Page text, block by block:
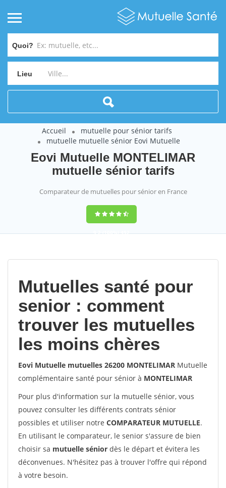
Quoi?
Lieu
Accueil
mutuelle pour sénior tarifs
mutuelle mutuelle sénior Eovi Mutuelle
Eovi Mutuelle MONTELIMAR
mutuelle sénior tarifs
Comparateur de mutuelles pour sénior en France
9,2(100%)452
Mutuelles santé pour
senior : comment
trouver les mutuelles
les moins chères
Eovi Mutuelle mutuelles 26200 MONTELIMAR Mutuelle
complémentaire santé pour sénior à MONTELIMAR
Pour plus d'information sur la mutuelle sénior, vous
pouvez consulter les différents contrats sénior
possibles et utiliser notre COMPARATEUR MUTUELLE.
En utilisant le comparateur, le senior s'assure de bien
choisir sa mutuelle sénior dès le départ et évitera les
déconvenues. N'hésitez pas à trouver l'offre qui répond
à votre besoin.